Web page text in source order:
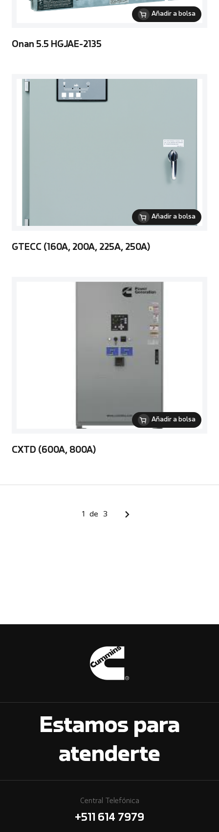
Añadir a bolsa
Onan 5.5 HGJAE-2135
Añadir a bolsa
GTECC (160A, 200A, 225A, 250A)
Añadir a bolsa
CXTD (600A, 800A)
1 de 3
Estamos para
atenderte
Central Telefónica
+511 614 7979